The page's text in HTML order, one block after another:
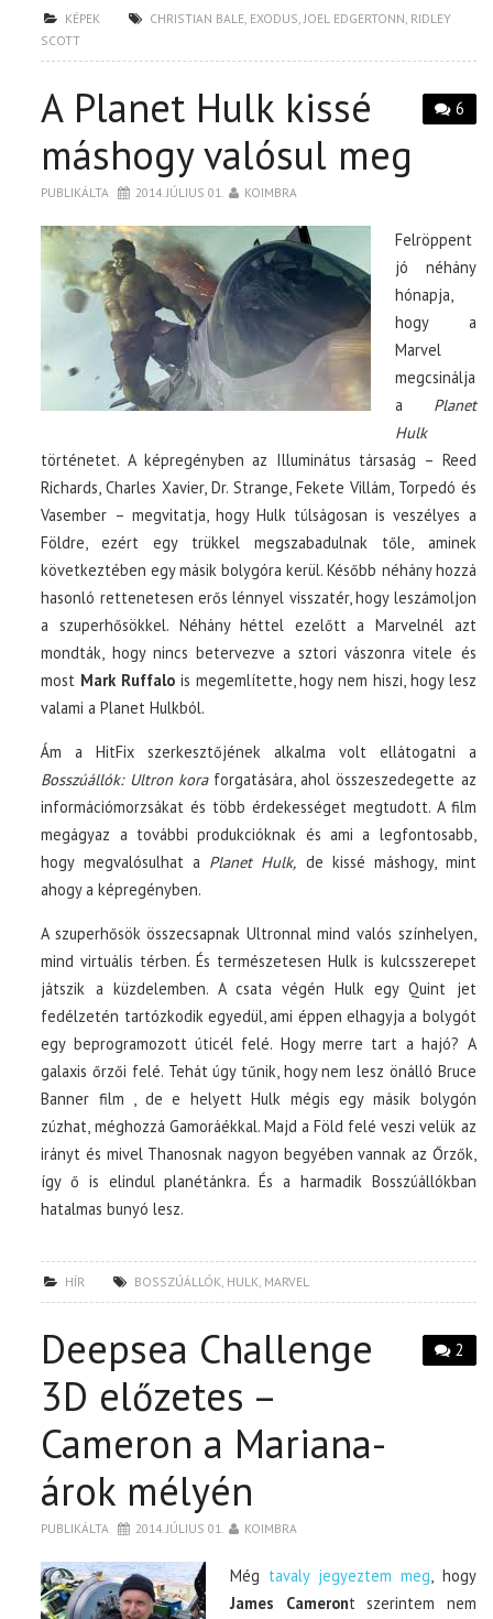
KÉPEK CHRISTIAN BALE, EXODUS,JOEL EDGERTONN, RIDLEY
SCOTT
6
A Planet Hulk kissé
máshogy valósul meg
PUBLIKÁLTA 2014. JÚLIUS 01. KOIMBRA
Felröppent
jó néhány
hónapja,
hogy a
Marvel
megcsinálja
a Planet
Hulk
történetet. A képregényben az Illuminátus társaság – Reed
Richards, Charles Xavier, Dr. Strange, Fekete Villám, Torpedó és
Vasember – megvitatja, hogy Hulk túlságosan is veszélyes a
Földre, ezért egy trükkel megszabadulnak tőle, aminek
következtében egy másik bolygóra kerül. Később néhány hozzá
hasonló rettenetesen erős lénnyel visszatér, hogy leszámoljon
a szuperhősökkel. Néhány héttel ezelőtt a Marvelnél azt
mondták, hogy nincs betervezve a sztori vászonra vitele és
most Mark Ruffalo is megemlítette, hogy nem hiszi, hogy lesz
valami a Planet Hulkból.
Ám a HitFix szerkesztőjének alkalma volt ellátogatni a
Bosszúállók: Ultron kora forgatására, ahol összeszedegette az
információmorzsákat és több érdekességet megtudott. A film
megágyaz a további produkcióknak és ami a legfontosabb,
hogy megvalósulhat a Planet Hulk, de kissé máshogy, mint
ahogy a képregényben.
A szuperhősök összecsapnak Ultronnal mind valós színhelyen,
mind virtuális térben. És természetesen Hulk is kulcsszerepet
játszik a küzdelemben. A csata végén Hulk egy Quint jet
fedélzetén tartózkodik egyedül, ami éppen elhagyja a bolygót
egy beprogramozott úticél felé. Hogy merre tart a hajó? A
galaxis őrzői felé. Tehát úgy tűnik, hogy nem lesz önálló Bruce
Banner film , de e helyett Hulk mégis egy másik bolygón
zúzhat, méghozzá Gamoráékkal. Majd a Föld felé veszi velük az
irányt és mivel Thanosnak nagyon begyében vannak az Őrzők,
így ő is elindul planétánkra. És a harmadik Bosszúállókban
hatalmas bunyó lesz.
HÍR BOSSZÚÁLLÓK, HULK, MARVEL
2
Deepsea Challenge
3D előzetes –
Cameron a Mariana-
árok mélyén
PUBLIKÁLTA 2014. JÚLIUS 01. KOIMBRA
Még tavaly jegyeztem meg, hogy
James Cameront szerintem nem